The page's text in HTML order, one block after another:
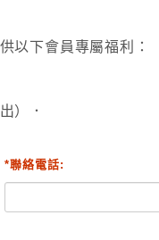
以下會員專屬福利：
）．
*聯絡電話: